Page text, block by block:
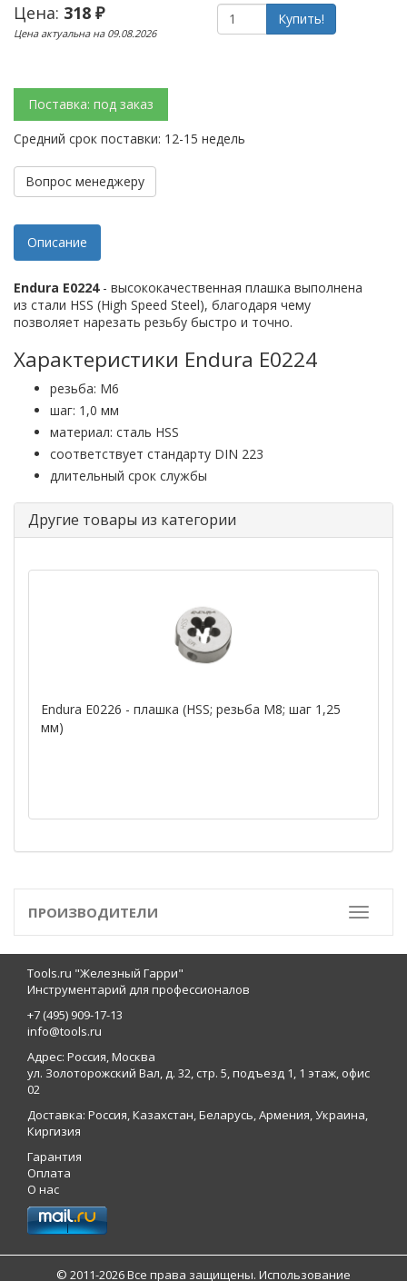
Цена: 318 ₽
Цена актуальна на 09.08.2026
Купить!
Поставка: под заказ
Средний срок поставки: 12-15 недель
Вопрос менеджеру
Описание
Endura E0224 - высококачественная плашка выполнена
из стали HSS (High Speed Steel), благодаря чему
позволяет нарезать резьбу быстро и точно.
Характеристики Endura E0224
резьба: М6
шаг: 1,0 мм
материал: сталь HSS
соответствует стандарту DIN 223
длительный срок службы
Другие товары из категории
Endura E0226 - плашка (HSS; резьба M8; шаг 1,25
мм)
Toggle
ПРОИЗВОДИТЕЛИ
Tools.ru "Железный Гарри"
Инструментарий для профессионалов
+7 (495) 909-17-13
info@tools.ru
Адрес: Россия, Москва
ул. Золоторожский Вал, д. 32, стр. 5, подъезд 1, 1 этаж, офис
02
Доставка: Россия, Казахстан, Беларусь, Армения, Украина,
Киргизия
Гарантия
Оплата
О нас
© 2011-2026 Все права защищены. Использование